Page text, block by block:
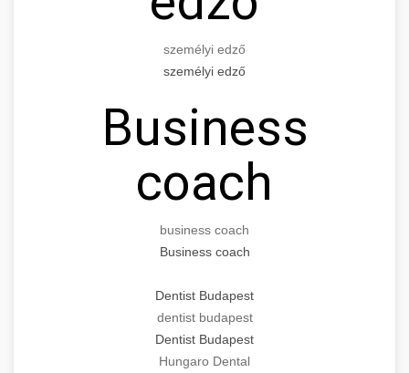
személyi edző
személyi edző
Business
coach
business coach
Business coach
Dentist Budapest
dentist budapest
Dentist Budapest
Hungaro Dental